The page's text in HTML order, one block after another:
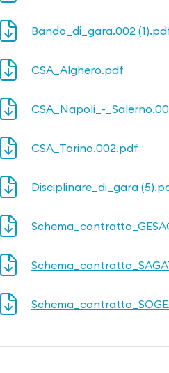
Bando_di_gara.002
CSA_Alghero.pdf
CSA_Napoli_-
CSA_Torino.002.pdf
Disciplinare_di_gara